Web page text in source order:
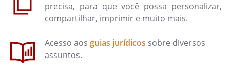
precisa, para que você possa personalizar,
compartilhar, imprimir e muito mais.
Acesso aos guias jurídicos sobre diversos
assuntos.